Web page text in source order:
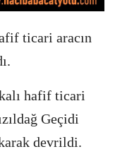
ticari aracın
hafif ticari
Geçidi
devrildi.